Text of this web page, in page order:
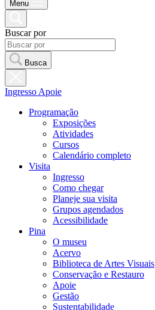
Menu
Buscar por
Busca
Ingresso Apoie
Programação
Exposições
Atividades
Cursos
Calendário completo
Visita
Ingresso
Como chegar
Planeje sua visita
Grupos agendados
Acessibilidade
Pina
O museu
Acervo
Biblioteca de Artes Visuais
Conservação e Restauro
Apoie
Gestão
Sustentabilidade